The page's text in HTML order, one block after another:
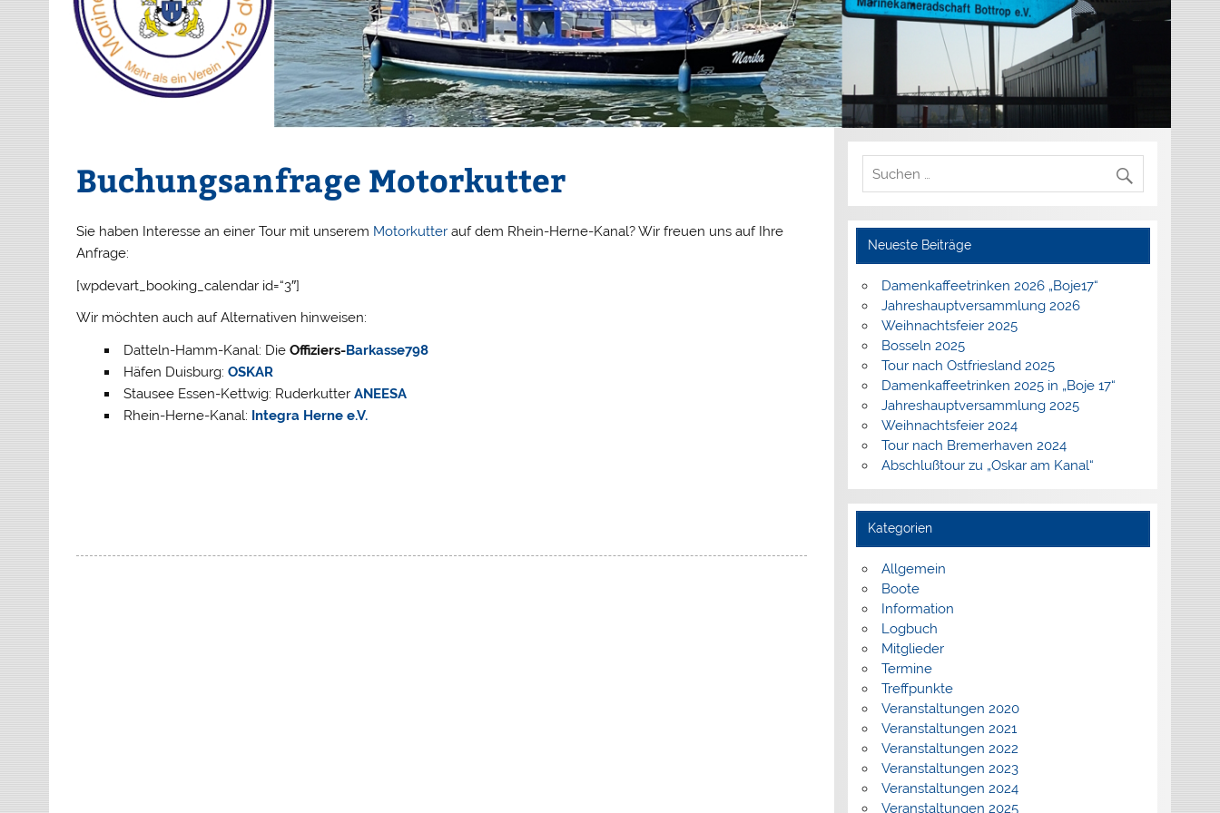
Buchungsanfrage Motorkutter
Sie haben Interesse an einer Tour mit unserem Motorkutter auf dem Rhein-Herne-Kanal? Wir freuen uns auf Ihre
Anfrage:
[wpdevart_booking_calendar id=“3″]
Wir möchten auch auf Alternativen hinweisen:
Datteln-Hamm-Kanal: Die Offiziers-Barkasse798
Häfen Duisburg: OSKAR
Stausee Essen-Kettwig: Ruderkutter ANEESA
Rhein-Herne-Kanal: Integra Herne e.V.
Neueste Beiträge
Damenkaffeetrinken 2026 „Boje17“
Jahreshauptversammlung 2026
Weihnachtsfeier 2025
Bosseln 2025
Tour nach Ostfriesland 2025
Damenkaffeetrinken 2025 in „Boje 17“
Jahreshauptversammlung 2025
Weihnachtsfeier 2024
Tour nach Bremerhaven 2024
Abschlußtour zu „Oskar am Kanal“
Kategorien
Allgemein
Boote
Information
Logbuch
Mitglieder
Termine
Treffpunkte
Veranstaltungen 2020
Veranstaltungen 2021
Veranstaltungen 2022
Veranstaltungen 2023
Veranstaltungen 2024
Veranstaltungen 2025